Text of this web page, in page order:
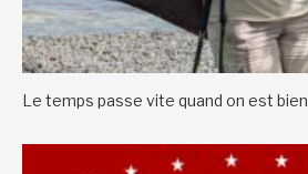
Le temps passe vite quand on est bien